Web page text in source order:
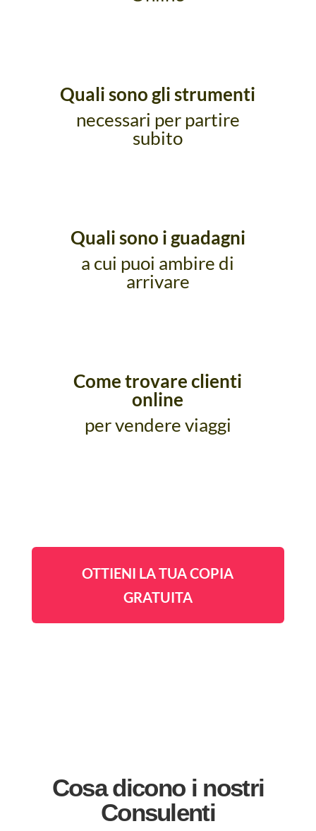
Quali sono gli strumenti
necessari per partire
subito
Quali sono i guadagni
a cui puoi ambire di
arrivare
Come trovare clienti
online
per vendere viaggi
OTTIENI LA TUA COPIA
GRATUITA
Cosa dicono i nostri
Consulenti